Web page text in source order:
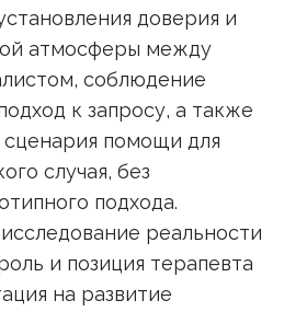
доверия и
атмосферы между
соблюдение
к запросу, а также
сценария помощи для
случая, без
подхода.
реальности
и позиция терапевта
на развитие